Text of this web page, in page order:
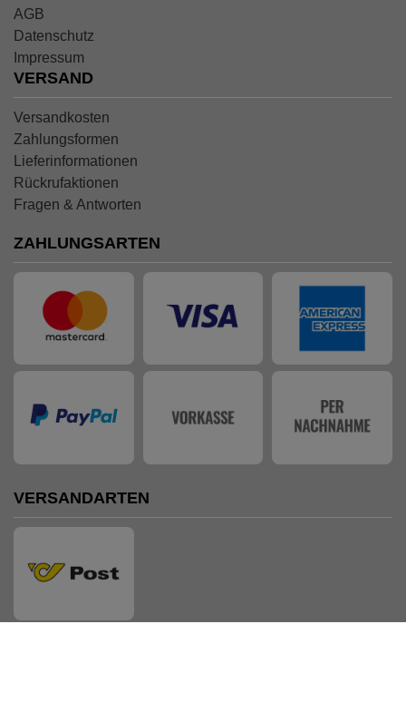
AGB
Datenschutz
Impressum
VERSAND
Versandkosten
Zahlungsformen
Lieferinformationen
Rückrufaktionen
Fragen & Antworten
ZAHLUNGSARTEN
VERSANDARTEN